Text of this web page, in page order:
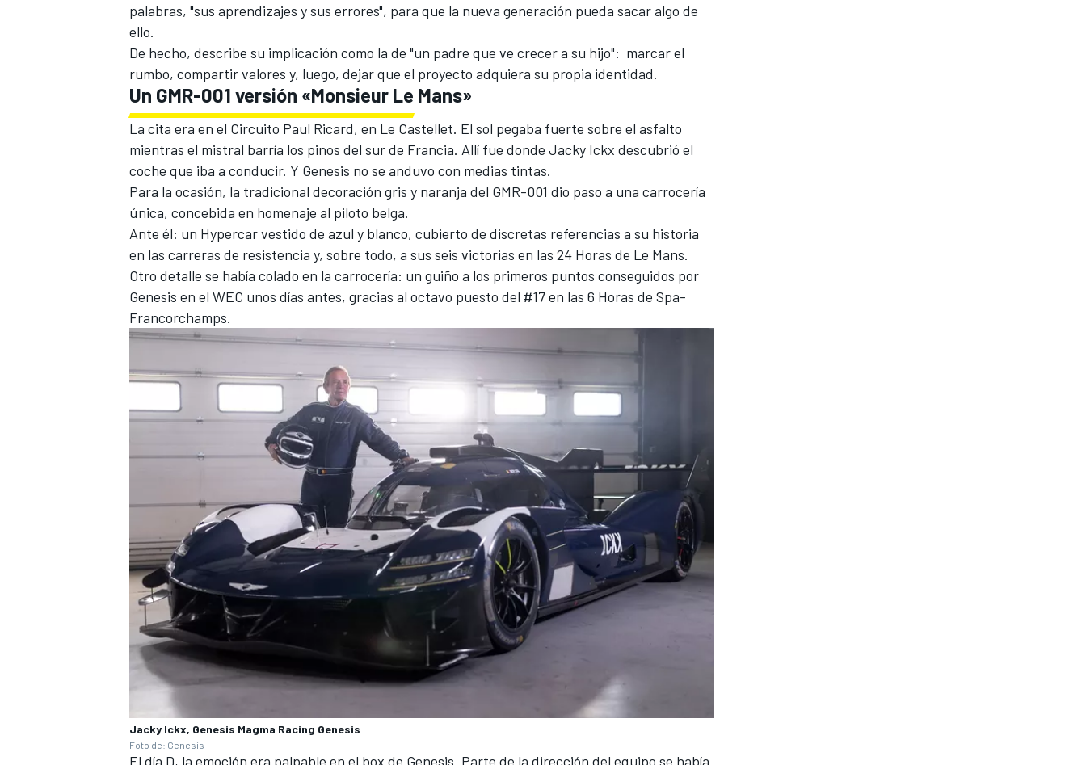
MÁS CATEGORÍAS
palabras, "sus aprendizajes y sus errores", para que la nueva generación pueda sacar algo de
ello.
De hecho, describe su implicación como la de "un padre que ve crecer a su hijo": marcar el
rumbo, compartir valores y, luego, dejar que el proyecto adquiera su propia identidad.
Un GMR-001 versión «Monsieur Le Mans»
La cita era en el Circuito Paul Ricard, en Le Castellet. El sol pegaba fuerte sobre el asfalto
mientras el mistral barría los pinos del sur de Francia. Allí fue donde Jacky Ickx descubrió el
coche que iba a conducir. Y Genesis no se anduvo con medias tintas.
Para la ocasión, la tradicional decoración gris y naranja del GMR-001 dio paso a una carrocería
única, concebida en homenaje al piloto belga.
Ante él: un Hypercar vestido de azul y blanco, cubierto de discretas referencias a su historia
en las carreras de resistencia y, sobre todo, a sus seis victorias en las 24 Horas de Le Mans.
Otro detalle se había colado en la carrocería: un guiño a los primeros puntos conseguidos por
Genesis en el WEC unos días antes, gracias al octavo puesto del #17 en las 6 Horas de Spa-
Francorchamps.
Jacky Ickx, Genesis Magma Racing Genesis
Foto de: Genesis
El día D, la emoción era palpable en el box de Genesis. Parte de la dirección del equipo se había